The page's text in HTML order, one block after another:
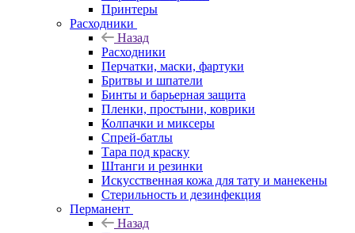
Принтеры
Расходники
Назад
Расходники
Перчатки, маски, фартуки
Бритвы и шпатели
Бинты и барьерная защита
Пленки, простыни, коврики
Колпачки и миксеры
Спрей-батлы
Тара под краску
Штанги и резинки
Искусственная кожа для тату и манекены
Стерильность и дезинфекция
Перманент
Назад